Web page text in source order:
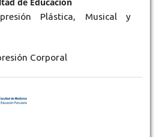
Plástica, Musical y
Corporal